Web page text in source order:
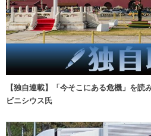
【独自連載】「今そこにある危機」を
ビニシウス氏